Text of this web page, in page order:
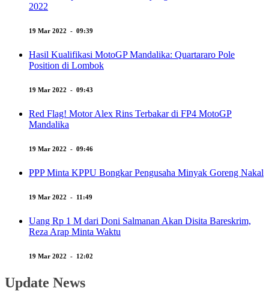
2022
19 Mar 2022 - 09:39
Hasil Kualifikasi MotoGP Mandalika: Quartararo Pole
Position di Lombok
19 Mar 2022 - 09:43
Red Flag! Motor Alex Rins Terbakar di FP4 MotoGP
Mandalika
19 Mar 2022 - 09:46
PPP Minta KPPU Bongkar Pengusaha Minyak Goreng Nakal
19 Mar 2022 - 11:49
Uang Rp 1 M dari Doni Salmanan Akan Disita Bareskrim,
Reza Arap Minta Waktu
19 Mar 2022 - 12:02
Update News